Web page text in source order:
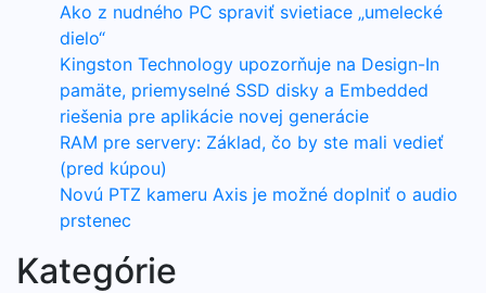
Ako z nudného PC spraviť svietiace „umelecké
dielo“
Kingston Technology upozorňuje na Design-In
pamäte, priemyselné SSD disky a Embedded
riešenia pre aplikácie novej generácie
RAM pre servery: Základ, čo by ste mali vedieť
(pred kúpou)
Novú PTZ kameru Axis je možné doplniť o audio
prstenec
Kategórie